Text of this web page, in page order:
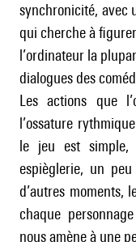
synchronicité, avec
qui cherche à
l’ordinateur la
dialogues des
Les actions que
l’ossature
le jeu est simple,
espièglerie, un
d’autres moments,
chaque
nous amène à une